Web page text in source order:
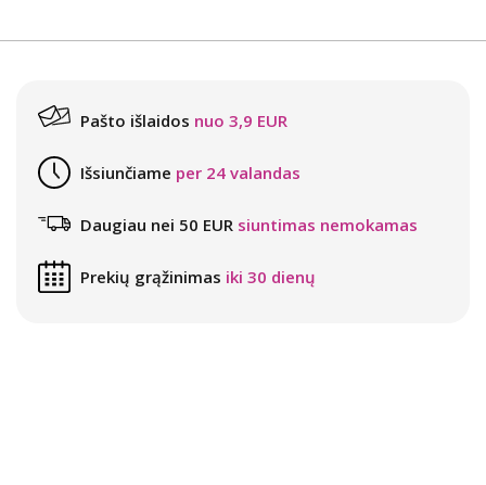
Pašto išlaidos nuo 3,9 EUR
Išsiunčiame per 24 valandas
Daugiau nei 50 EUR siuntimas nemokamas
Prekių grąžinimas iki 30 dienų